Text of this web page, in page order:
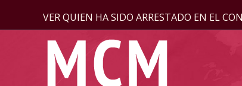
VER QUIEN HA SIDO ARRESTADO EN EL